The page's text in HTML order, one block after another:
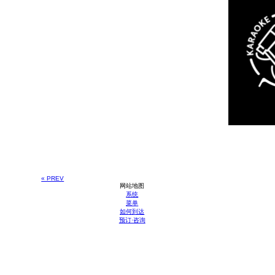
« PREV
网站地图
系统
菜单
如何到达
预订·咨询